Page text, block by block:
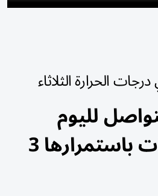
الحرارة الثلاثاء
لليوم
الثاني وتوقعات باستمرارها 3